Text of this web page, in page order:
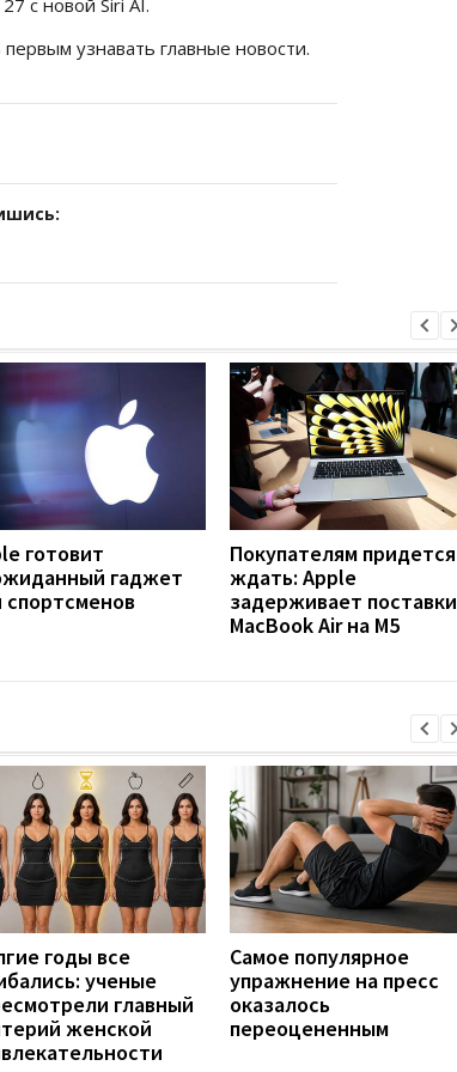
узнавать главные новости.
готовит
гаджет
спортсменов
Покупателям придется
ждать: Apple
задерживает поставки
MacBook Air на M5
годы все
ученые
главный
женской
Самое популярное
упражнение на пресс
оказалось
переоцененным